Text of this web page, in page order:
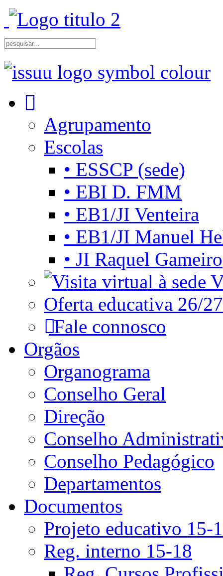
Agrupamento
Escolas
• ESSCP (sede)
• EBI D. FMM
• EB1/JI Venteira
• EB1/JI Manuel
• JI Raquel Gameiro
Oferta educativa 26/27
Fale connosco
Orgãos
Organograma
Conselho Geral
Direção
Conselho
Conselho Pedagógico
Departamentos
Documentos
Projeto educativo 15-
Reg. interno 15-18